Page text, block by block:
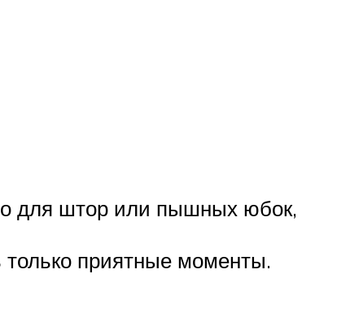
для штор или пышных юбок,
только приятные моменты.